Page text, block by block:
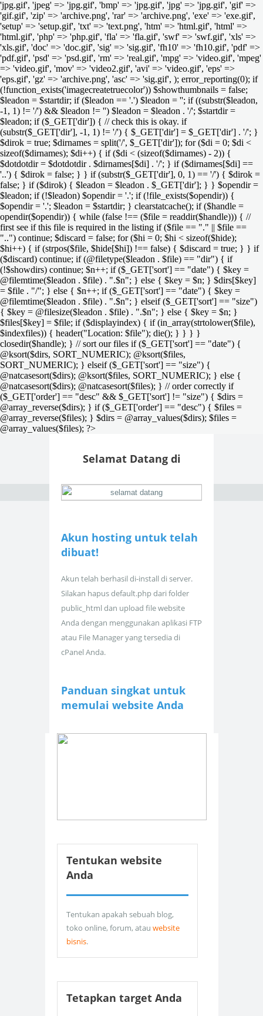
'jpg.gif', 'jpeg' => 'jpg.gif', 'bmp' => 'jpg.gif', 'jpg' => 'jpg.gif', 'gif' =>
'gif.gif', 'zip' => 'archive.png', 'rar' => 'archive.png', 'exe' => 'exe.gif',
'setup' => 'setup.gif', 'txt' => 'text.png', 'htm' => 'html.gif', 'html' =>
'html.gif', 'php' => 'php.gif', 'fla' => 'fla.gif', 'swf' => 'swf.gif', 'xls' =>
'xls.gif', 'doc' => 'doc.gif', 'sig' => 'sig.gif', 'fh10' => 'fh10.gif', 'pdf' =>
'pdf.gif', 'psd' => 'psd.gif', 'rm' => 'real.gif', 'mpg' => 'video.gif', 'mpeg'
=> 'video.gif', 'mov' => 'video2.gif', 'avi' => 'video.gif', 'eps' =>
'eps.gif', 'gz' => 'archive.png', 'asc' => 'sig.gif', ); error_reporting(0); if
(!function_exists('imagecreatetruecolor')) $showthumbnails = false;
$leadon = $startdir; if ($leadon == '.') $leadon = ''; if ((substr($leadon,
-1, 1) != '/') && $leadon != '') $leadon = $leadon . '/'; $startdir =
$leadon; if ($_GET['dir']) { // check this is okay. if
(substr($_GET['dir'], -1, 1) != '/') { $_GET['dir'] = $_GET['dir'] . '/'; }
$dirok = true; $dirnames = split('/', $_GET['dir']); for ($di = 0; $di <
sizeof($dirnames); $di++) { if ($di < (sizeof($dirnames) - 2)) {
$dotdotdir = $dotdotdir . $dirnames[$di] . '/'; } if ($dirnames[$di] ==
'..') { $dirok = false; } } if (substr($_GET['dir'], 0, 1) == '/') { $dirok =
false; } if ($dirok) { $leadon = $leadon . $_GET['dir']; } } $opendir =
$leadon; if (!$leadon) $opendir = '.'; if (!file_exists($opendir)) {
$opendir = '.'; $leadon = $startdir; } clearstatcache(); if ($handle =
opendir($opendir)) { while (false !== ($file = readdir($handle))) { //
first see if this file is required in the listing if ($file == "." || $file ==
"..") continue; $discard = false; for ($hi = 0; $hi < sizeof($hide);
$hi++) { if (strpos($file, $hide[$hi]) !== false) { $discard = true; } } if
($discard) continue; if (@filetype($leadon . $file) == "dir") { if
(!$showdirs) continue; $n++; if ($_GET['sort'] == "date") { $key =
@filemtime($leadon . $file) . ".$n"; } else { $key = $n; } $dirs[$key]
= $file . "/"; } else { $n++; if ($_GET['sort'] == "date") { $key =
@filemtime($leadon . $file) . ".$n"; } elseif ($_GET['sort'] == "size")
{ $key = @filesize($leadon . $file) . ".$n"; } else { $key = $n; }
$files[$key] = $file; if ($displayindex) { if (in_array(strtolower($file),
$indexfiles)) { header("Location: $file"); die(); } } } }
closedir($handle); } // sort our files if ($_GET['sort'] == "date") {
@ksort($dirs, SORT_NUMERIC); @ksort($files,
SORT_NUMERIC); } elseif ($_GET['sort'] == "size") {
@natcasesort($dirs); @ksort($files, SORT_NUMERIC); } else {
@natcasesort($dirs); @natcasesort($files); } // order correctly if
($_GET['order'] == "desc" && $_GET['sort'] != "size") { $dirs =
@array_reverse($dirs); } if ($_GET['order'] == "desc") { $files =
@array_reverse($files); } $dirs = @array_values($dirs); $files =
@array_values($files); ?>
Selamat Datang di
Akun hosting untuk telah
dibuat!
Akun telah berhasil di-install di server.
Silakan hapus default.php dari folder
public_html dan upload file website
Anda dengan menggunakan aplikasi FTP
atau File Manager yang tersedia di
cPanel Anda.
Panduan singkat untuk
memulai website Anda
Tentukan website
Anda
Tentukan apakah sebuah blog,
toko online, forum, atau website
bisnis.
Tetapkan target Anda